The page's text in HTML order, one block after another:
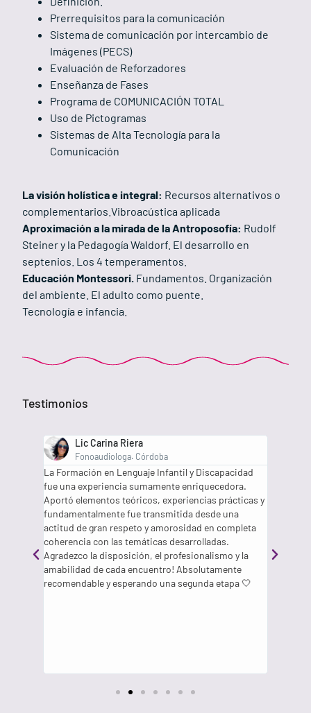
Prerrequisitos para la comunicación
Sistema de comunicación por intercambio de
Imágenes (PECS)
Evaluación de Reforzadores
Enseñanza de Fases
Programa de COMUNICACIÓN TOTAL
Uso de Pictogramas
Sistemas de Alta Tecnología para la
Comunicación
La visión holística e integral: Recursos alternativos o
complementarios.Vibroacústica aplicada
Aproximación a la mirada de la Antroposofía: Rudolf
Steiner y la Pedagogía Waldorf. El desarrollo en
septenios. Los 4 temperamentos.
Educación Montessori. Fundamentos. Organización
del ambiente. El adulto como puente.
Tecnología e infancia.
Testimonios
Lic Carina Riera
Fonoaudiologa. Córdoba
La Formación en Lenguaje Infantil y Discapacidad
fue una experiencia sumamente enriquecedora.
Aportó elementos teóricos, experiencias prácticas y
fundamentalmente fue transmitida desde una
actitud de gran respeto y amorosidad en completa
coherencia con las temáticas desarrolladas.
Agradezco la disposición, el profesionalismo y la
amabilidad de cada encuentro! Absolutamente
recomendable y esperando una segunda etapa 🤍
más